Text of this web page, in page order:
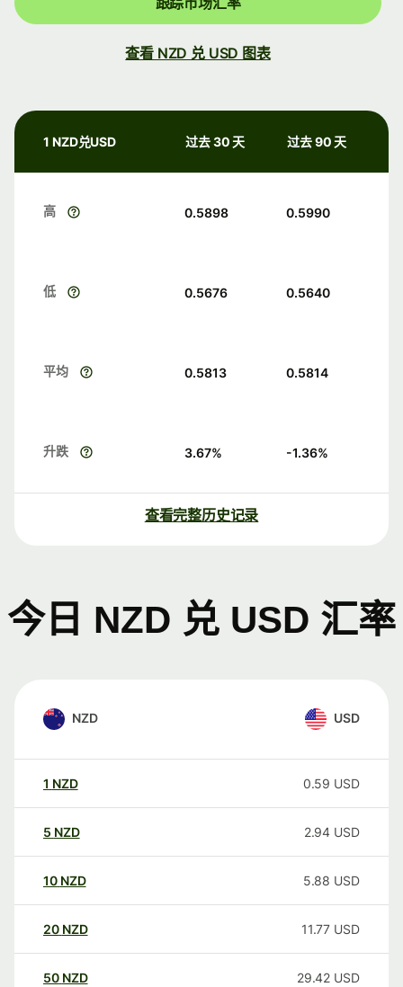
查看 NZD 兑 USD 图表
1 NZD兑USD 过去 30 天 过去 90 天
高 0.5898 0.5990
低 0.5676 0.5640
平均 0.5813 0.5814
升跌 3.67% -1.36%
查看完整历史记录
今日 NZD 兑 USD 汇率
NZD USD
1 NZD 0.59 USD
5 NZD 2.94 USD
10 NZD 5.88 USD
20 NZD 11.77 USD
50 NZD 29.42 USD